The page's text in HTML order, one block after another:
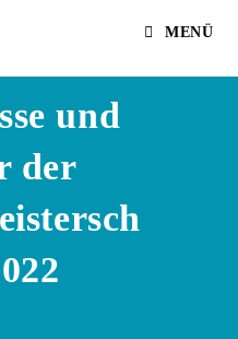
MENÜ
und
der